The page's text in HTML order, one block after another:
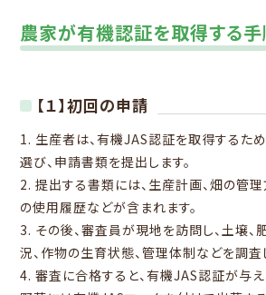
農家が有機認証を取得する手
【１】初回の申請
1. 生産者は、有機JAS認証を取得するた
選び、申請書類を提出します。
2. 提出する書類には、生産計画、畑の管
の使用履歴などが含まれます。
3. その後、審査員が現地を訪問し、土壌、
況、作物の生育状態、管理体制などを調査
4. 審査に合格すると、有機JAS認証が与